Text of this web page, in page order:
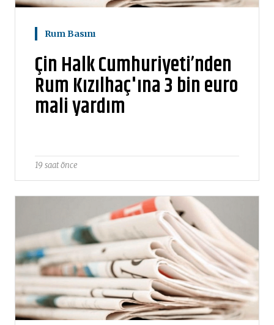
Rum Basını
Çin Halk Cumhuriyeti’nden
Rum Kızılhaç'ına 3 bin euro
mali yardım
19 saat önce